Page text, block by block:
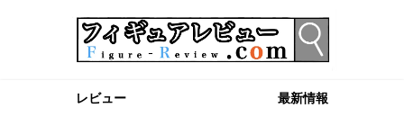
レビュー 最新情報